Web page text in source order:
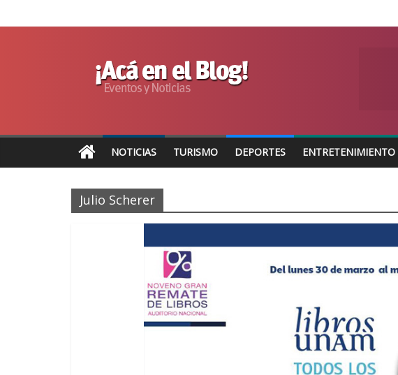
NOTICIAS TURISMO DEPORTES ENTRETENIMIENTO
Julio Scherer